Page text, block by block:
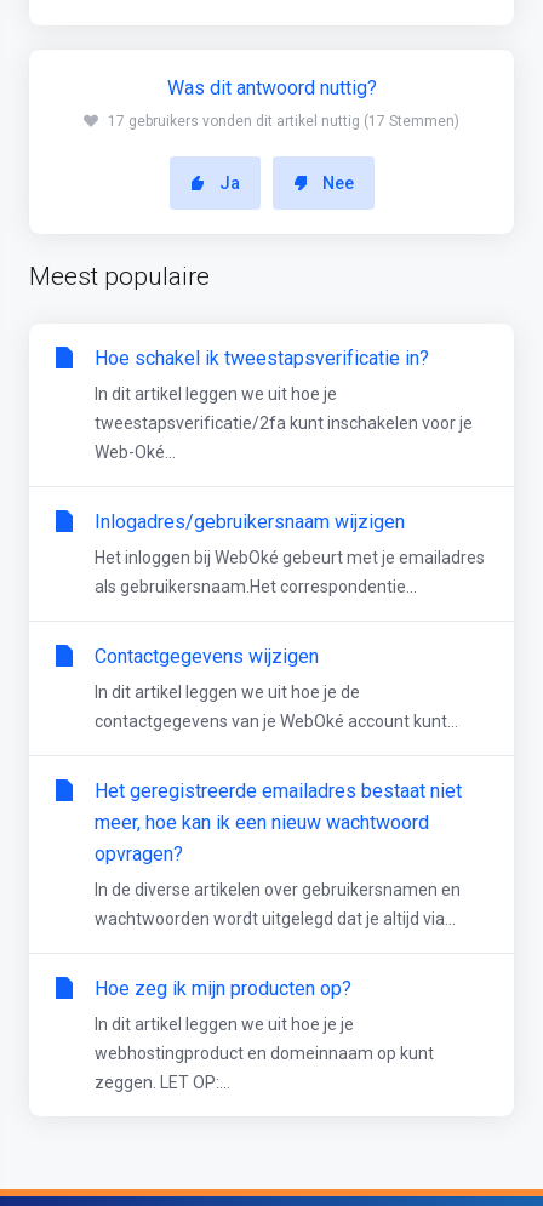
Was dit antwoord nuttig?
17 gebruikers vonden dit artikel nuttig (17 Stemmen)
Ja Nee
Meest populaire
Hoe schakel ik tweestapsverificatie in?
In dit artikel leggen we uit hoe je
tweestapsverificatie/2fa kunt inschakelen voor je
Web-Oké...
Inlogadres/gebruikersnaam wijzigen
Het inloggen bij WebOké gebeurt met je emailadres
als gebruikersnaam.Het correspondentie...
Contactgegevens wijzigen
In dit artikel leggen we uit hoe je de
contactgegevens van je WebOké account kunt...
Het geregistreerde emailadres bestaat niet
meer, hoe kan ik een nieuw wachtwoord
opvragen?
In de diverse artikelen over gebruikersnamen en
wachtwoorden wordt uitgelegd dat je altijd via...
Hoe zeg ik mijn producten op?
In dit artikel leggen we uit hoe je je
webhostingproduct en domeinnaam op kunt
zeggen. LET OP:...